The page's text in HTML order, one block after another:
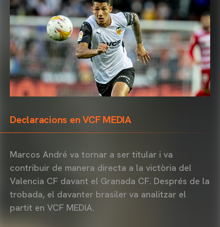
Declaracions en VCF MEDIA
Marcos André va tornar a ser titular i va
contribuir de manera directa a la victòria del
Valencia CF davant el Granada CF. Després de la
trobada, el davanter brasiler va analitzar el
partit en VCF MEDIA.